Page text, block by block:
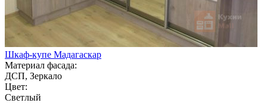
Шкаф-купе Мадагаскар
Материал фасада:
ДСП, Зеркало
Цвет:
Светлый